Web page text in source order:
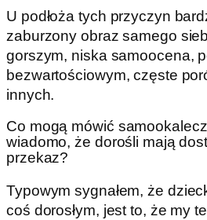
U podłoża tych przyczyn
zaburzony obraz samego
gorszym, niska samoocena,
bezwartościowym, częste
innych.
Co mogą mówić
wiadomo, że dorośli mają
przekaz?
Typowym sygnałem, że
coś dorosłym, jest to, że my